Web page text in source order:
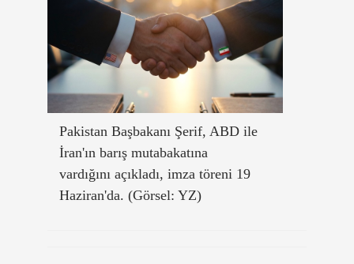
Pakistan Başbakanı Şerif, ABD ile
İran'ın barış mutabakatına
vardığını açıkladı, imza töreni 19
Haziran'da. (Görsel: YZ)